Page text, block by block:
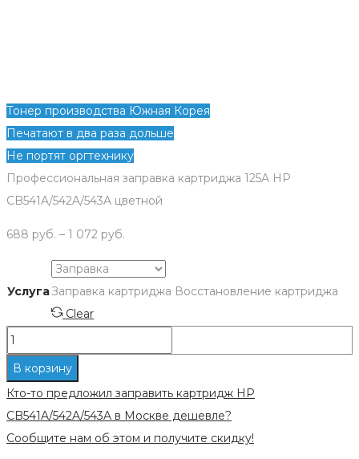
Тонер производства Южная Корея
Печатают в два раза дольше
Не портят оргтехнику
Профессиональная заправка картриджа 125A HP
CB541A/542A/543A цветной
688 руб. – 1 072 руб.
УслугаЗаправка картриджа Восстановление картриджа
Clear
Количество
Заправка
картриджа
В корзину
Кто-то предложил заправить картридж HP
CB541A/542A/543A в Москве дешевле?
Сообщите нам об этом и получите скидку!